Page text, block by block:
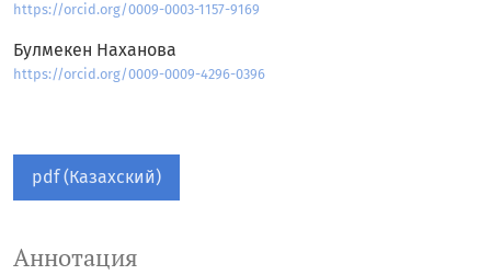
https://orcid.org/0009-0003-1157-9169
Булмекен Наханова
https://orcid.org/0009-0009-4296-0396
pdf (Казахский)
Аннотация